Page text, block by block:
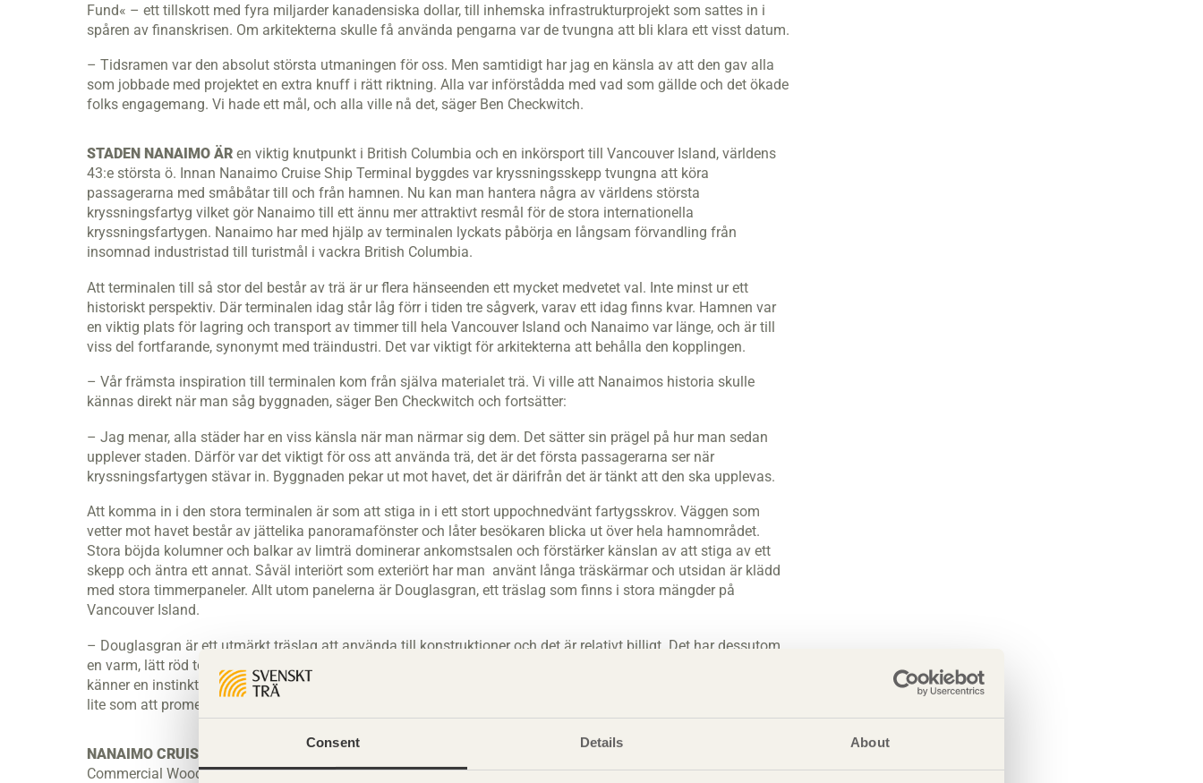
Consent Details About
Fund« – ett tillskott med fyra mil­jarder kanadensiska dollar, till inhemska infrastrukturprojekt som sattes in i
spåren av finanskrisen. Om arkitekterna skulle få använda pengarna var de tvungna att bli klara ett visst datum.
– Tidsramen var den absolut största utmaningen för oss. Men samtidigt har jag en känsla av att den gav alla
som jobbade med projektet en extra knuff i rätt riktning. Alla var införstådda med vad som gällde och det ökade
folks engagemang. Vi hade ett mål, och alla ville nå det, säger Ben Checkwitch.
STADEN NANAIMO ÄR en viktig knutpunkt i British Columbia och en inkörsport till Vancouver Island, världens
43:e största ö. Innan Nanaimo Cruise Ship Terminal byggdes var kryssningsskepp tvungna att köra
passagerarna med småbåtar till och från hamnen. Nu kan man hantera några av världens största
kryssningsfartyg vilket gör Nanaimo till ett ännu mer attraktivt resmål för de stora internationella
kryssningsfartygen. Nanaimo har med hjälp av terminalen lyckats påbörja en långsam förvandling från
insomnad industristad till turistmål i vackra British Columbia.
Att terminalen till så stor del består av trä är ur flera hänseenden ett mycket medvetet val. Inte minst ur ett
historiskt perspektiv. Där terminalen idag står låg förr i tiden tre sågverk, varav ett idag finns kvar. Hamnen var
en viktig plats för lagring och transport av timmer till hela Vancouver Island och Nanaimo var länge, och är till
viss del fortfarande, synonymt med träindustri. Det var viktigt för arkitekterna att behålla den kopplingen.
– Vår främsta inspiration till terminalen kom från själva materialet trä. Vi ville att Nanaimos historia skulle
kännas direkt när man såg byggnaden, säger Ben Checkwitch och fortsätter:
– Jag menar, alla städer har en viss känsla när man närmar sig dem. Det sätter sin prägel på hur man sedan
upplever staden. Därför var det viktigt för oss att använda trä, det är det första passagerarna ser när
kryssningsfartygen stävar in. Byggnaden pekar ut mot havet, det är därifrån det är tänkt att den ska upplevas.
Att komma in i den stora terminalen är som att stiga in i ett stort uppochnedvänt fartygsskrov. Väggen som
vetter mot havet består av jättelika panoramafönster och låter besökaren blicka ut över hela hamnområdet.
Stora böjda kolumner och balkar av limträ dominerar ankomstsalen och förstärker känslan av att stiga av ett
skepp och äntra ett annat. Såväl interiört som exteriört har man använt långa träskärmar och utsidan är klädd
med stora timmerpaneler. Allt utom panelerna är Douglasgran, ett träslag som finns i stora mängder på
Vancouver Island.
– Douglasgran är ett utmärkt träslag att använda till konstruktioner och det är relativt billigt. Det har dessutom
en varm, lätt röd ton som vi tyckte passade. Det var förresten ännu en anledning till att vi använde trä. De flesta
känner en instinktivt positiv känsla till materialet, man känner sig trygg. Att gå genom terminalen ska kännas
lite som att promenera i en stor vagga. Man ska känna sig välkommen, säger Ben Checkwitch.
NANAIMO CRUISE SHIP TERMINAL
Commercial Wood Design« som delades ut av av organisationen Canadian Wood Council vid Wood Design